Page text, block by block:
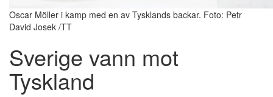
Oscar Möller i kamp med en av Tysklands backar. Foto: Petr
David Josek /TT
Sverige vann mot
Tyskland